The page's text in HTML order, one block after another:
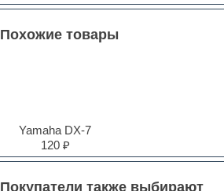
Похожие товары
Yamaha DX-7
120 ₽
Покупатели также выбирают